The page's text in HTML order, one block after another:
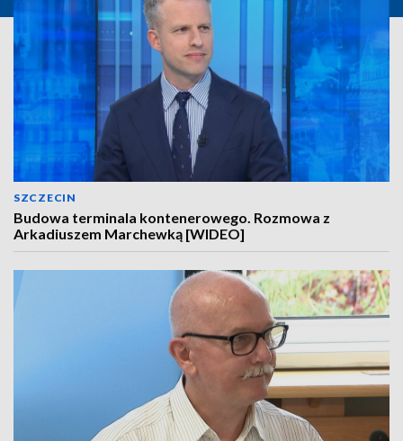
SZCZECIN
Budowa terminala kontenerowego. Rozmowa z
Arkadiuszem Marchewką [WIDEO]